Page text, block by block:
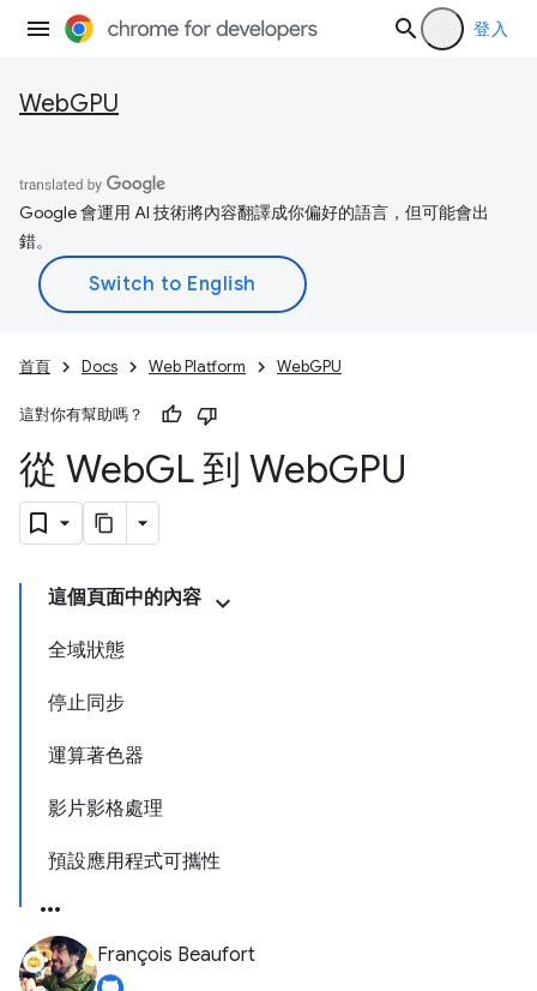
登入
WebGPU
Google 會運用 AI 技術將內容翻譯成你偏好的語言，但可能會出
錯。
首頁 Docs Web Platform WebGPU
這對你有幫助嗎？
從 WebGL 到 WebGPU
這個頁面中的內容
全域狀態
停止同步
運算著色器
影片影格處理
預設應用程式可攜性
François Beaufort